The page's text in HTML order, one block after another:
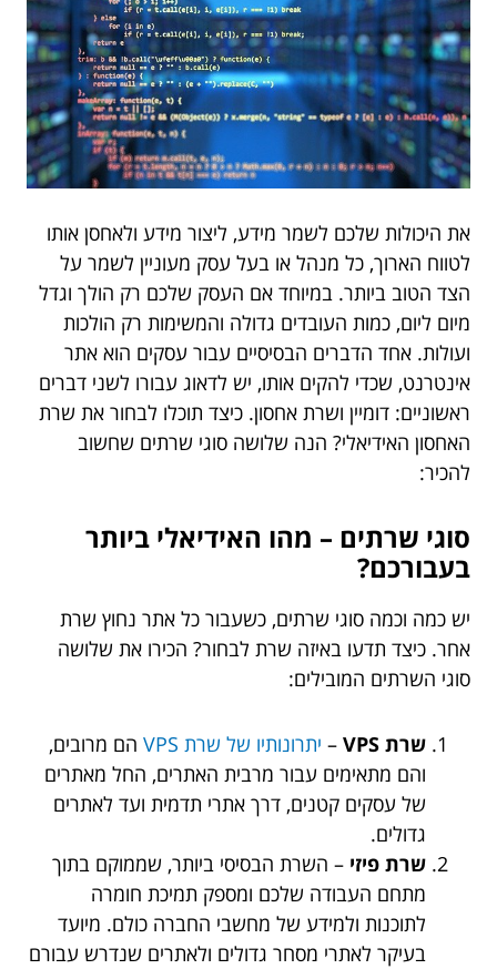
את היכולות שלכם לשמר מידע, ליצור מידע ולאחסן אותו
לטווח הארוך, כל מנהל או בעל עסק מעוניין לשמר על
הצד הטוב ביותר. במיוחד אם העסק שלכם רק הולך וגדל
מיום ליום, כמות העובדים גדולה והמשימות רק הולכות
ועולות. אחד הדברים הבסיסיים עבור עסקים הוא אתר
אינטרנט, שכדי להקים אותו, יש לדאוג עבורו לשני דברים
ראשוניים: דומיין ושרת אחסון. כיצד תוכלו לבחור את שרת
האחסון האידיאלי? הנה שלושה סוגי שרתים שחשוב
להכיר:
סוגי שרתים – מהו האידיאלי ביותר
בעבורכם?
יש כמה וכמה סוגי שרתים, כשעבור כל אתר נחוץ שרת
אחר. כיצד תדעו באיזה שרת לבחור? הכירו את שלושה
סוגי השרתים המובילים:
שרת VPS – יתרונותיו של שרת VPS
הם מרובים,
והם מתאימים עבור מרבית האתרים, החל מאתרים
של עסקים קטנים, דרך אתרי תדמית ועד לאתרים
גדולים.
שרת פיזי – השרת הבסיסי ביותר, שממוקם בתוך
מתחם העבודה שלכם ומספק תמיכת חומרה
לתוכנות ולמידע של מחשבי החברה כולם. מיועד
בעיקר לאתרי מסחר גדולים ולאתרים שנדרש עבורם